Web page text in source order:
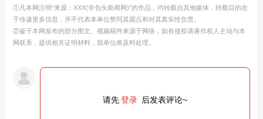
①凡本网注明“来源：XXX(非包头新闻网)”的作品，均转载自其他媒体，转载目的在
于传递更多信息，并不代表本单位赞同其观点和对其真实性负责。
②鉴于本网发布的部分图文、视频稿件来源于网络，如有侵权请著作权人主动与本
网联系，提供相关证明材料，我单位将及时处理。
请先登录 后发表评论~